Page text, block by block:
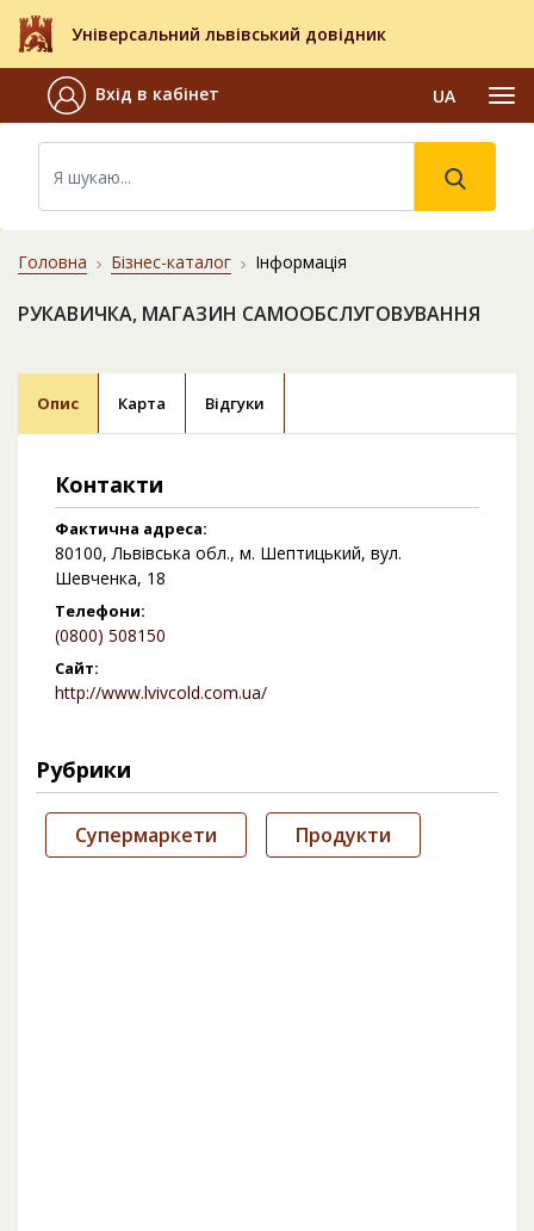
Універсальний львівський довідник
Вхід в кабінет UA
Головна Бізнес-каталог Інформація
РУКАВИЧКА, МАГАЗИН САМООБСЛУГОВУВАННЯ
Опис Карта Відгуки
Контакти
Фактична адреса:
80100, Львівська обл., м. Шептицький, вул.
Шевченка, 18
Телефони:
(0800) 508150
Сайт:
http://www.lvivcold.com.ua/
Рубрики
Супермаркети Продукти